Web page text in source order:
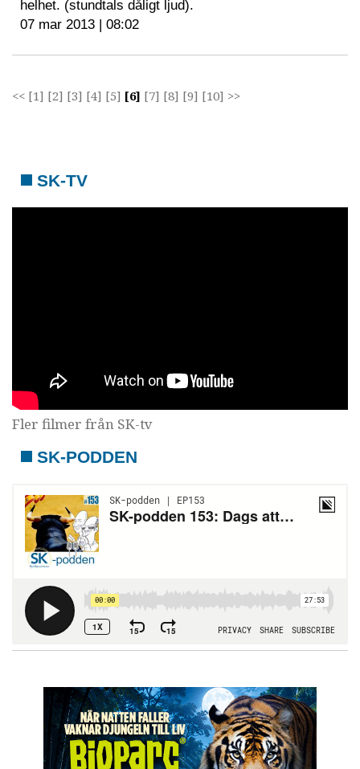
helhet. (stundtals dåligt ljud).
07 mar 2013 | 08:02
<< [1] [2] [3] [4] [5] [6] [7] [8] [9] [10] >>
SK-TV
Fler filmer från SK-tv
SK-PODDEN